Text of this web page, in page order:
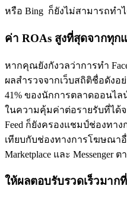
หรือ Bing ก็ยังไม่สามารถทำ
ค่า ROAs สูงที่สุดจากทุ
หากคุณยังกังวลว่าการทำ
ผลสำรวจจากเว็บสถิติชื่อดังอ
41% ของนักการตลาดออนไล
ในความคุ้มค่าต่อรายรับที่ได้
Feed ก็ยังครองแชมป์ช่องทา
เทียบกับช่องทางการโฆษณาอื่
Marketplace และ Messenger
ให้ผลตอบรับรวดเร็วมาก